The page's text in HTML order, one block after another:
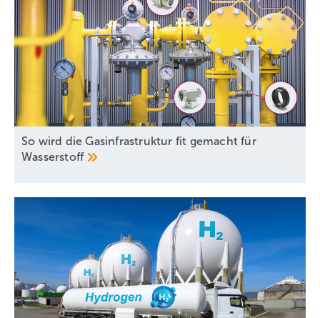
So wird die Gasinfrastruktur fit gemacht für
Wasserstoff